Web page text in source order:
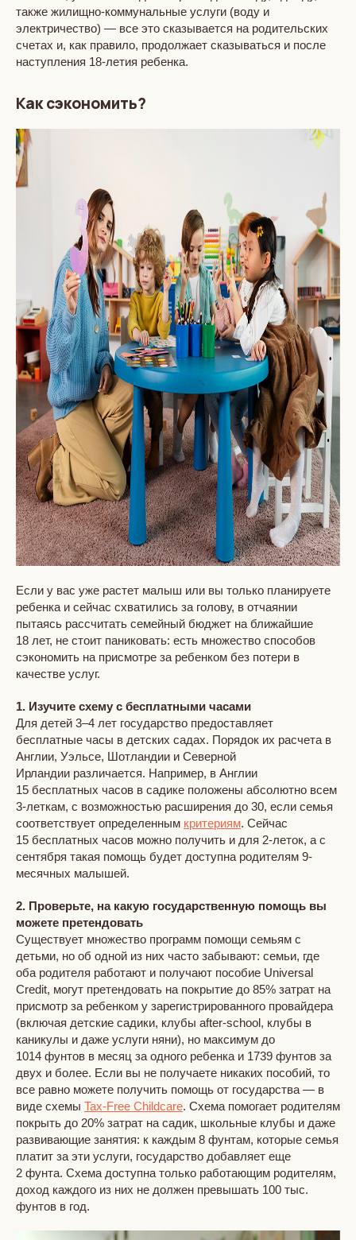
также жилищно-коммунальные услуги (воду и
электричество) — все это сказывается на родительских
счетах и, как правило, продолжает сказываться и после
наступления 18-летия ребенка.
Как сэкономить?
Если у вас уже растет малыш или вы только планируете
ребенка и сейчас схватились за голову, в отчаянии
пытаясь рассчитать семейный бюджет на ближайшие
18 лет, не стоит паниковать: есть множество способов
сэкономить на присмотре за ребенком без потери в
качестве услуг.
1. Изучите схему с бесплатными часами
Для детей 3–4 лет государство предоставляет
бесплатные часы в детских садах. Порядок их расчета в
Англии, Уэльсе, Шотландии и Северной
Ирландии различается. Например, в Англии
15 бесплатных часов в садике положены абсолютно всем
3-леткам, с возможностью расширения до 30, если семья
соответствует определенным критериям. Сейчас
15 бесплатных часов можно получить и для 2-леток, а с
сентября такая помощь будет доступна родителям 9-
месячных малышей.
2. Проверьте, на какую государственную помощь вы
можете претендовать
Существует множество программ помощи семьям с
детьми, но об одной из них часто забывают: семьи, где
оба родителя работают и получают пособие Universal
Credit, могут претендовать на покрытие до 85% затрат на
присмотр за ребенком у зарегистрированного провайдера
(включая детские садики, клубы after-school, клубы в
каникулы и даже услуги няни), но максимум до
1014 фунтов в месяц за одного ребенка и 1739 фунтов за
двух и более. Если вы не получаете никаких пособий, то
все равно можете получить помощь от государства — в
виде схемы Tax-Free Childcare. Схема помогает родителям
покрыть до 20% затрат на садик, школьные клубы и даже
развивающие занятия: к каждым 8 фунтам, которые семья
платит за эти услуги, государство добавляет еще
2 фунта. Схема доступна только работающим родителям,
доход каждого из них не должен превышать 100 тыс.
фунтов в год.